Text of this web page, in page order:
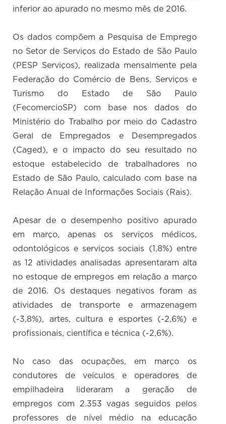
inferior ao apurado no mesmo mês de 2016.
Os dados compõem a Pesquisa de Emprego
no Setor de Serviços do Estado de São Paulo
(PESP Serviços), realizada mensalmente pela
Federação do Comércio de Bens, Serviços e
Turismo do Estado de São Paulo
(FecomercioSP) com base nos dados do
Ministério do Trabalho por meio do Cadastro
Geral de Empregados e Desempregados
(Caged), e o impacto do seu resultado no
estoque estabelecido de trabalhadores no
Estado de São Paulo, calculado com base na
Relação Anual de Informações Sociais (Rais).
Apesar de o desempenho positivo apurado
em março, apenas os serviços médicos,
odontológicos e serviços sociais (1,8%) entre
as 12 atividades analisadas apresentaram alta
no estoque de empregos em relação a março
de 2016. Os destaques negativos foram as
atividades de transporte e armazenagem
(-3,8%), artes, cultura e esportes (-2,6%) e
profissionais, científica e técnica (-2,6%).
No caso das ocupações, em março os
condutores de veículos e operadores de
empilhadeira lideraram a geração de
empregos com 2.353 vagas seguidos pelos
professores de nível médio na educação